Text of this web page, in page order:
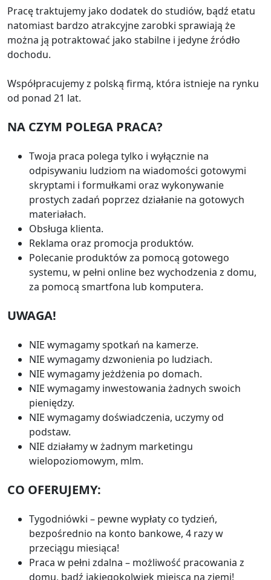
Pracę traktujemy jako dodatek do studiów, bądź etatu
natomiast bardzo atrakcyjne zarobki sprawiają że
można ją potraktować jako stabilne i jedyne źródło
dochodu.
Współpracujemy z polską firmą, która istnieje na rynku
od ponad 21 lat.
NA CZYM POLEGA PRACA?
Twoja praca polega tylko i wyłącznie na
odpisywaniu ludziom na wiadomości gotowymi
skryptami i formułkami oraz wykonywanie
prostych zadań poprzez działanie na gotowych
materiałach.
Obsługa klienta.
Reklama oraz promocja produktów.
Polecanie produktów za pomocą gotowego
systemu, w pełni online bez wychodzenia z domu,
za pomocą smartfona lub komputera.
UWAGA!
NIE wymagamy spotkań na kamerze.
NIE wymagamy dzwonienia po ludziach.
NIE wymagamy jeżdżenia po domach.
NIE wymagamy inwestowania żadnych swoich
pieniędzy.
NIE wymagamy doświadczenia, uczymy od
podstaw.
NIE działamy w żadnym marketingu
wielopoziomowym, mlm.
CO OFERUJEMY:
Tygodniówki – pewne wypłaty co tydzień,
bezpośrednio na konto bankowe, 4 razy w
przeciągu miesiąca!
Praca w pełni zdalna – możliwość pracowania z
domu, bądź jakiegokolwiek miejsca na ziemi!